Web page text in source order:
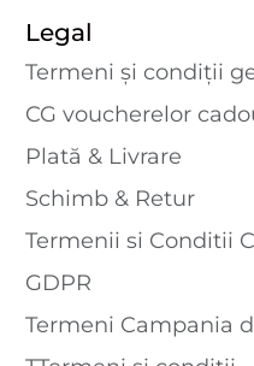
Legal
Termeni și condiții
CG voucherelor
Plată & Livrare
Schimb & Retur
Termenii si Conditii
GDPR
Termeni Campania